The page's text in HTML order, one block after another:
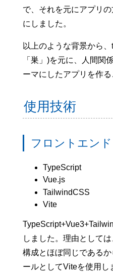
で、それを元にアプリ
にしました。
以上のような背景から
「巣」)を元に、人間関
ーマにしたアプリを作る
使用技術
フロントエンド
TypeScript
Vue.js
TailwindCSS
Vite
しました。理由として
構成とほぼ同じである
ールとしてViteを使用し